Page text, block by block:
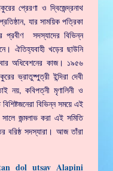
প্রেরণা ও দ্বিজেন্দ্রনাথ
যার সাময়িক পত্রিকা
প্রবীণ সদস্যাদের বিভিন্ন
ঐতিহ্যবাহী খড়ের ছাউনি
অধিবেশনের কাজ। ১৯৫৬
ভ্রাতুষ্পুত্রী ইন্দিরা দেবী
নয়, কবিপত্নী মৃণালিনী ও
বিভিন্ন সময়ে এই
জন্মলাভ করা এই সমিতি
বরিষ্ঠ সদস্যারা। আজ তাঁরা
dol utsav Alapini